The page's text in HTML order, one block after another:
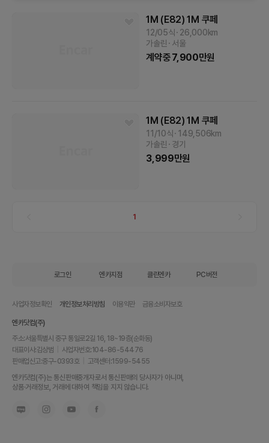
1M (E82) 1M 쿠페
12/05식 26,000km
가솔린
서울
계약중7,900만원
1M (E82) 1M 쿠페
11/10식 149,506km
가솔린
경기
3,999만원
1
로그인 엔카지점 클린엔카 PC버전
사업자정보확인 개인정보처리방침 이용약관 금융소비자보호
엔카닷컴(주)
주소:서울특별시 중구 통일로2길 16, 18~19층(순화동)
대표이사:김상범 사업자번호:104-86-54476
판매업신고:중구-0393호 고객센터:1599-5455
차
를
고
엔카닷컴(주)는 통신판매중개자로서 통신판매의 당사자가 아니며,
상품·거래정보, 거래에 대하여 책임을 지지 않습니다.